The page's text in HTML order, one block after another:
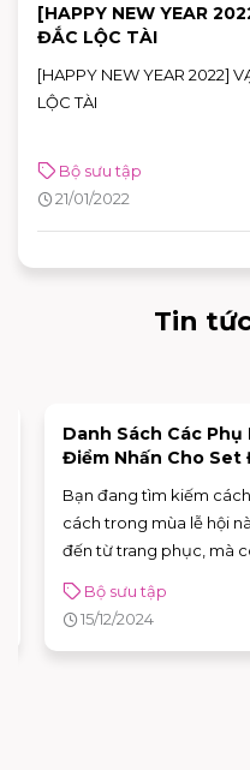
[HAPPY NEW YEAR
ĐẮC LỘC TÀI
[HAPPY NEW YEAR 2022]
LỘC TÀI
Bộ sưu tập
21/01/2022
Tin
Danh Sách Các Phụ
Điểm Nhấn Cho Set Đồ
Bạn đang tìm kiếm cách
cách trong mùa lễ hội
đến từ trang phục, mà
là danh sách các phụ kiện
khoe cá tính với các outfit
Bộ sưu tập
15/12/2024